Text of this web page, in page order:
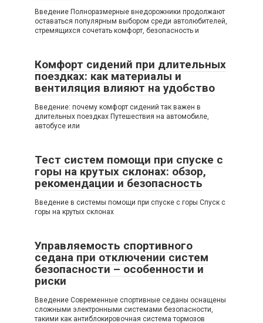
Введение Полноразмерные внедорожники продолжают
оставаться популярным выбором среди автолюбителей,
стремящихся сочетать комфорт, безопасность и
Комфорт сидений при длительных
поездках: как материалы и
вентиляция влияют на удобство
Введение: почему комфорт сидений так важен в
длительных поездках Путешествия на автомобиле,
автобусе или
Тест систем помощи при спуске с
горы на крутых склонах: обзор,
рекомендации и безопасность
Введение в системы помощи при спуске с горы Спуск с
горы на крутых склонах
Управляемость спортивного
седана при отключении систем
безопасности – особенности и
риски
Введение Современные спортивные седаны оснащены
сложными электронными системами безопасности,
такими как антиблокировочная система тормозов